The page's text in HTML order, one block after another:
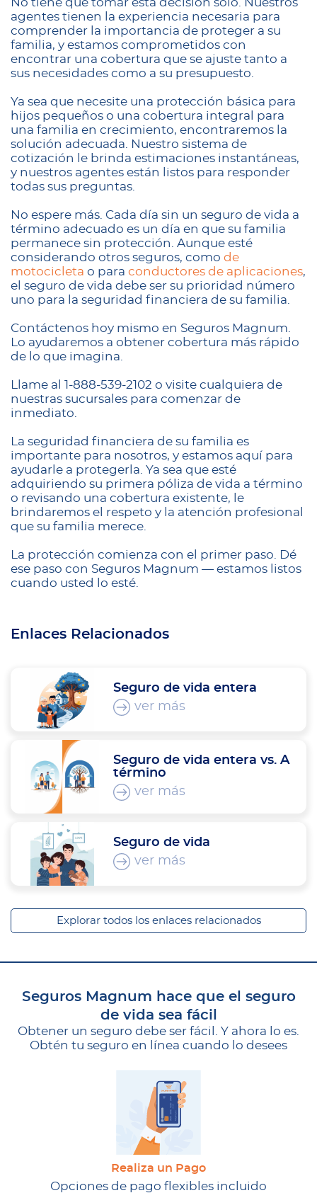
agentes tienen la experiencia necesaria para
comprender la importancia de proteger a su
familia, y estamos comprometidos con
encontrar una cobertura que se ajuste tanto a
sus necesidades como a su presupuesto.
Ya sea que necesite una protección básica para
hijos pequeños o una cobertura integral para
una familia en crecimiento, encontraremos la
solución adecuada. Nuestro sistema de
cotización le brinda estimaciones instantáneas,
y nuestros agentes están listos para responder
todas sus preguntas.
No espere más. Cada día sin un seguro de vida a
término adecuado es un día en que su familia
permanece sin protección. Aunque esté
considerando otros seguros, como de
motocicleta o para conductores de aplicaciones,
el seguro de vida debe ser su prioridad número
uno para la seguridad financiera de su familia.
Contáctenos hoy mismo en Seguros Magnum.
Lo ayudaremos a obtener cobertura más rápido
de lo que imagina.
Llame al 1-888-539-2102 o visite cualquiera de
nuestras sucursales para comenzar de
inmediato.
La seguridad financiera de su familia es
importante para nosotros, y estamos aquí para
ayudarle a protegerla. Ya sea que esté
adquiriendo su primera póliza de vida a término
o revisando una cobertura existente, le
brindaremos el respeto y la atención profesional
que su familia merece.
La protección comienza con el primer paso. Dé
ese paso con Seguros Magnum — estamos listos
cuando usted lo esté.
Enlaces Relacionados
Seguro de vida entera
ver más
Seguro de vida entera vs. A
término
ver más
Seguro de vida
ver más
Explorar todos los enlaces relacionados
Seguros Magnum hace que el seguro
de vida sea fácil
Obtener un seguro debe ser fácil. Y ahora lo es.
Obtén tu seguro en línea cuando lo desees
Realiza un Pago
Opciones de pago flexibles incluido